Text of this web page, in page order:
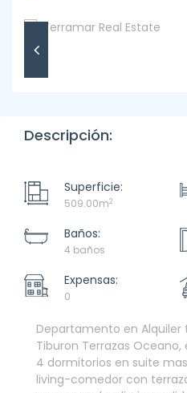
Descripción:
Superficie:
509.00m2
Baños:
4 baños
Expensas:
0
Departamento en Alquiler
Tiburon Terrazas
4 dormitorios en suite
living-comedor con